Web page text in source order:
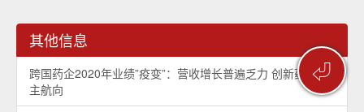
⏎
其他信息
跨国药企2020年业绩”疫变”：营收增长普遍乏力 创新药仍是
主航向